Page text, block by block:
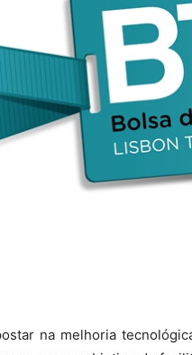
na melhoria